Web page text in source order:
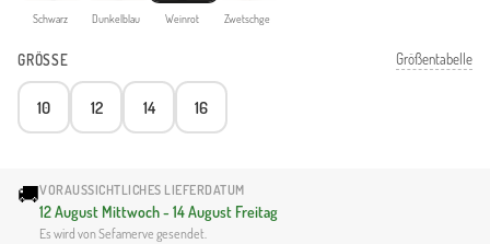
Schwarz Dunkelblau Weinrot Zwetschge
GRÖSSE Größentabelle
10 12 14 16
🚚VORAUSSICHTLICHES LIEFERDATUM
12 August Mittwoch - 14 August Freitag
Es wird von Sefamerve gesendet.